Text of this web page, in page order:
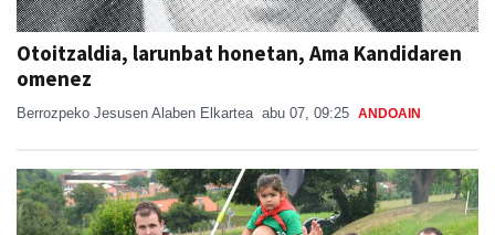
Otoitzaldia, larunbat honetan, Ama Kandidaren
omenez
Berrozpeko Jesusen Alaben Elkartea abu 07, 09:25 ANDOAIN